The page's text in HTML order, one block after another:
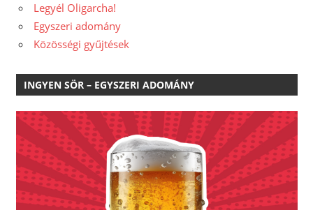
Legyél Oligarcha!
Egyszeri adomány
Közösségi gyűjtések
INGYEN SÖR – EGYSZERI ADOMÁNY